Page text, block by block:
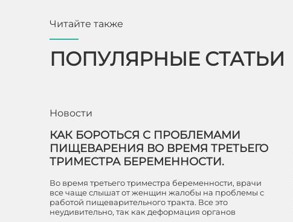
Читайте также
ПОПУЛЯРНЫЕ СТАТЬИ
Новости
КАК БОРОТЬСЯ С ПРОБЛЕМАМИ
ПИЩЕВАРЕНИЯ ВО ВРЕМЯ ТРЕТЬЕГО
ТРИМЕСТРА БЕРЕМЕННОСТИ.
Во время третьего триместра беременности, врачи
все чаще слышат от женщин жалобы на проблемы с
работой пищеварительного тракта. Все это
неудивительно, так как деформация органов